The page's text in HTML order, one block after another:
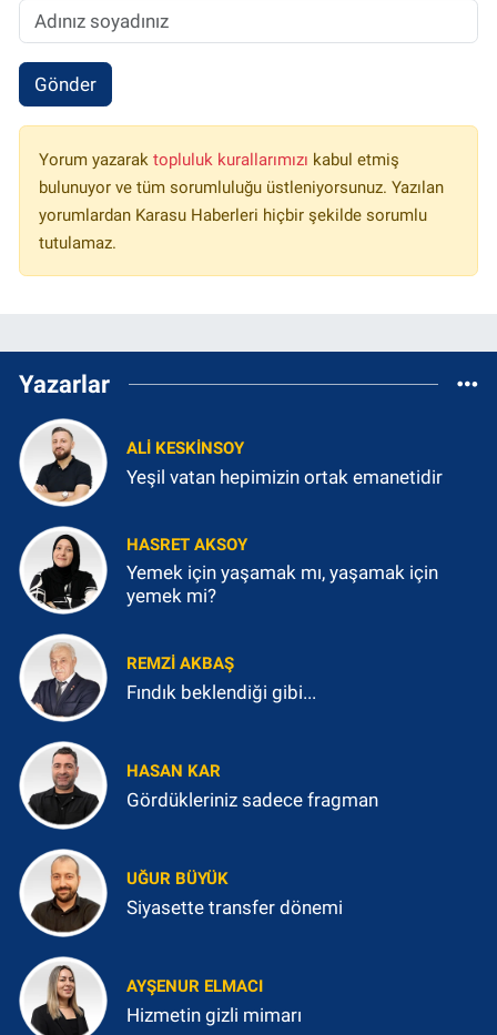
Gönder
Yorum yazarak topluluk kurallarımızı kabul etmiş
bulunuyor ve tüm sorumluluğu üstleniyorsunuz. Yazılan
yorumlardan Karasu Haberleri hiçbir şekilde sorumlu
tutulamaz.
Yazarlar
ALI KESKINSOY
Yeşil vatan hepimizin ortak emanetidir
HASRET AKSOY
Yemek için yaşamak mı, yaşamak için
yemek mi?
REMZI AKBAŞ
Fındık beklendiği gibi...
HASAN KAR
Gördükleriniz sadece fragman
UĞUR BÜYÜK
Siyasette transfer dönemi
AYŞENUR ELMACI
Hizmetin gizli mimarı